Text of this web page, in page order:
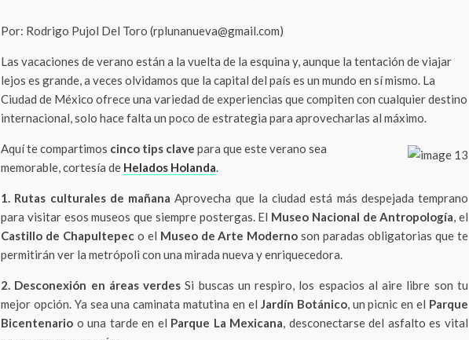
Por: Rodrigo Pujol Del Toro (rplunanueva@gmail.com)
Las vacaciones de verano están a la vuelta de la esquina y, aunque la tentación de viajar
lejos es grande, a veces olvidamos que la capital del país es un mundo en sí mismo. La
Ciudad de México ofrece una variedad de experiencias que compiten con cualquier destino
internacional, solo hace falta un poco de estrategia para aprovecharlas al máximo.
Aquí te compartimos cinco tips clave para que este verano sea
memorable, cortesía de Helados Holanda.
1. Rutas culturales de mañana Aprovecha que la ciudad está más despejada temprano
para visitar esos museos que siempre postergas. El Museo Nacional de Antropología, el
Castillo de Chapultepeco el Museo de Arte Moderno son paradas obligatorias que te
permitirán ver la metrópoli con una mirada nueva y enriquecedora.
2. Desconexión en áreas verdes Si buscas un respiro, los espacios al aire libre son tu
mejor opción. Ya sea una caminata matutina en el Jardín Botánico, un picnic en el Parque
Bicentenario o una tarde en el Parque La Mexicana, desconectarse del asfalto es vital